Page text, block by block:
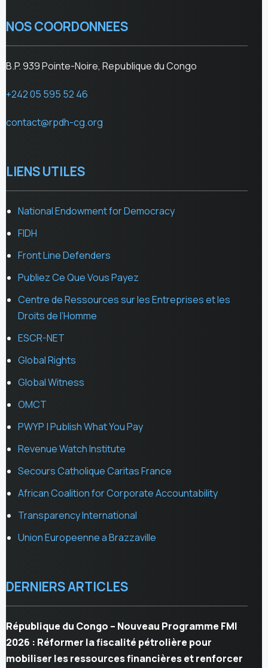
NOS COORDONNEES
B.P. 939 Pointe-Noire, Republique du Congo
+242 05 595 52 46
contact@rpdh-cg.org
LIENS UTILES
National Endowment for Democracy
FIDH
Front Line Defenders
Publiez Ce Que Vous Payez
Centre de Ressources sur les Entreprises et les
Droits de l’Homme
ESCR-NET
Global Rights
Global Witness
OMCT
PWYP | Publish What You Pay
Revenue Watch Institute
Secours Catholique Caritas France
African Coalition for Corporate Accountability
Transparency International
Union Europeenne a Brazzaville
DERNIERS ARTICLES
République du Congo – Nouveau Programme FMI
2026 : Réformer la fiscalité pétrolière pour
mobiliser les ressources financières et renforcer